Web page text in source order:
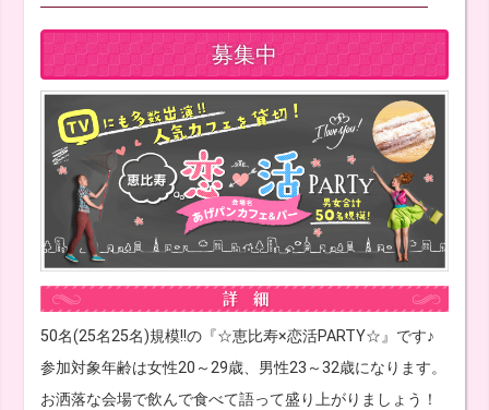
募集中
50名(25名25名)規模!!の『☆恵比寿×恋活PARTY☆』です♪
参加対象年齢は女性20～29歳、男性23～32歳になります。
お洒落な会場で飲んで食べて語って盛り上がりましょう！